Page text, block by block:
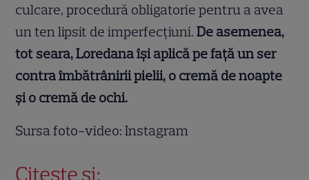
culcare, procedură obligatorie pentru a avea
un ten lipsit de imperfecțiuni. De asemenea,
tot seara, Loredana își aplică pe față un ser
contra îmbătrânirii pielii, o cremă de noapte
și o cremă de ochi.
Sursa foto-video: Instagram
Citește și: